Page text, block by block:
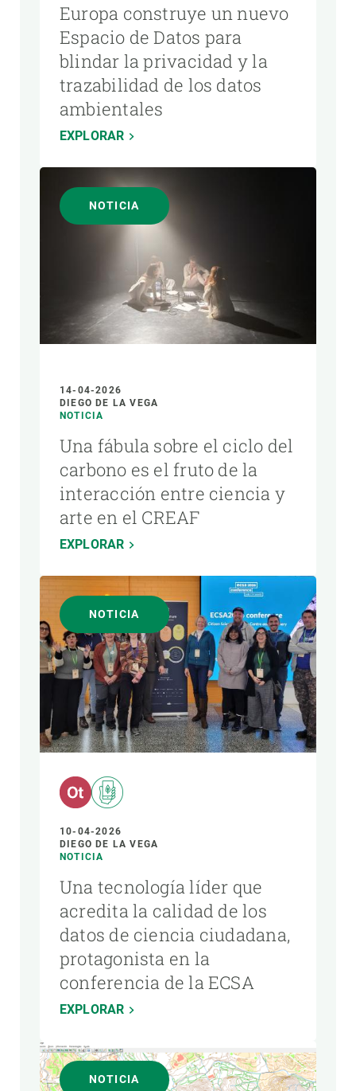
Europa construye un nuevo
Espacio de Datos para
blindar la privacidad y la
trazabilidad de los datos
ambientales
EXPLORAR
NOTICIA
14-04-2026
DIEGO DE LA VEGA
NOTICIA
Una fábula sobre el ciclo del
carbono es el fruto de la
interacción entre ciencia y
arte en el CREAF
EXPLORAR
NOTICIA
10-04-2026
DIEGO DE LA VEGA
NOTICIA
Una tecnología líder que
acredita la calidad de los
datos de ciencia ciudadana,
protagonista en la
conferencia de la ECSA
EXPLORAR
NOTICIA